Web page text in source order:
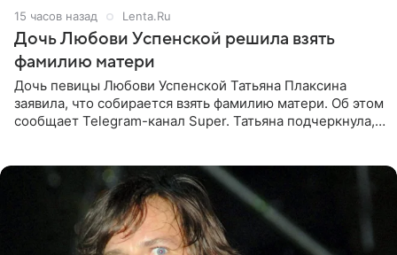
15 часов назад Lenta.Ru
Дочь Любови Успенской решила взять
фамилию матери
Дочь певицы Любови Успенской Татьяна Плаксина
заявила, что собирается взять фамилию матери. Об этом
сообщает Telegram-канал Super. Татьяна подчеркнула,